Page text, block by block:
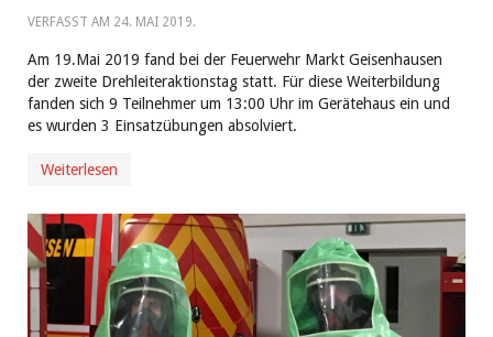
VERFASST AM 24. MAI 2019.
Am 19.Mai 2019 fand bei der Feuerwehr Markt Geisenhausen
der zweite Drehleiteraktionstag statt. Für diese Weiterbildung
fanden sich 9 Teilnehmer um 13:00 Uhr im Gerätehaus ein und
es wurden 3 Einsatzübungen absolviert.
Weiterlesen